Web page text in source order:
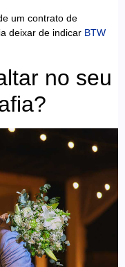
um contrato de
deixar de indicar BTW
no seu